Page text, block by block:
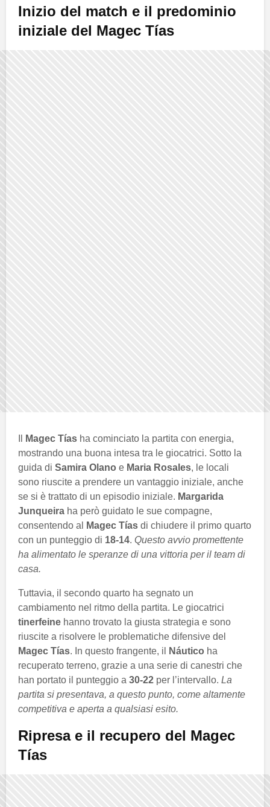
Inizio del match e il predominio
iniziale del Magec Tías
Magec Tías ha cominciato la partita con energia,
mostrando una buona intesa tra le giocatrici. Sotto la
guida di Samira Olano e Maria Rosales, le locali
sono riuscite a prendere un vantaggio iniziale, anche
se si è trattato di un episodio iniziale. Margarida
Junqueira ha però guidato le sue compagne,
consentendo al
Magec Tías di chiudere il primo quarto
con un punteggio di 18-14. Questo avvio promettente
ha alimentato le speranze di una vittoria per il team di
casa.
Tuttavia, il secondo quarto ha segnato un
cambiamento nel ritmo della partita. Le giocatrici
tinerfeine hanno trovato la giusta strategia e sono
riuscite a risolvere le problematiche difensive del
Magec Tías. In questo frangente, il Náutico ha
recuperato terreno, grazie a una serie di canestri che
han portato il punteggio a 30-22 per l’intervallo. La
partita si presentava, a questo punto, come altamente
competitiva e aperta a qualsiasi esito.
Ripresa e il recupero del Magec
Tías